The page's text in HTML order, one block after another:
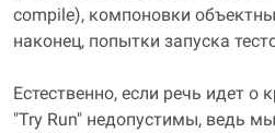
compile), компоновки
наконец, попытки запуска
Естественно, если речь идет о
"Try Run" недопустимы, ведь